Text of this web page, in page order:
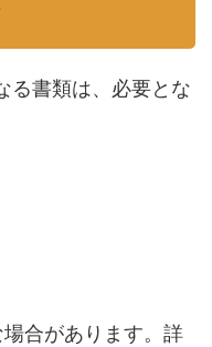
る書類は、必要とな
合があります。詳